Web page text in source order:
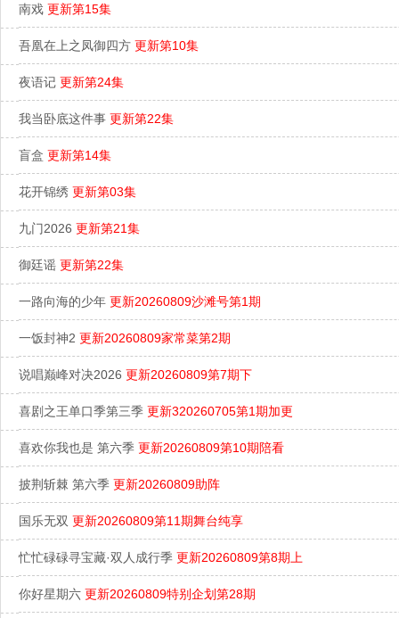
南戏 更新第15集
吾凰在上之凤御四方 更新第10集
夜语记 更新第24集
我当卧底这件事 更新第22集
盲盒 更新第14集
花开锦绣 更新第03集
九门2026 更新第21集
御廷谣 更新第22集
一路向海的少年 更新20260809沙滩号第1期
一饭封神2 更新20260809家常菜第2期
说唱巅峰对决2026 更新20260809第7期下
喜剧之王单口季第三季 更新320260705第1期加更
喜欢你我也是 第六季 更新20260809第10期陪看
披荆斩棘 第六季 更新20260809助阵
国乐无双 更新20260809第11期舞台纯享
忙忙碌碌寻宝藏·双人成行季 更新20260809第8期上
你好星期六 更新20260809特别企划第28期